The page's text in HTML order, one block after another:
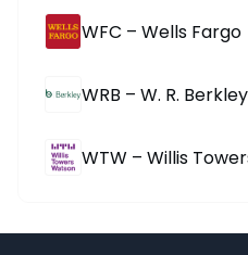
WFC – Wells Fargo
WRB – W. R. Berkley
WTW – Willis